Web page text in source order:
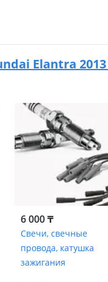
Elantra
6 000 ₸
Свечи, свечные
провода, катушка
зажигания